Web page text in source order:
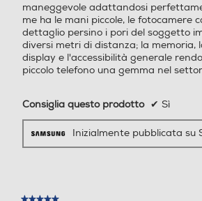
Altre funzioni
Galaxy AI:Assistente Trascr
izione, Assistente Foto, Assi
stente Web, Assistente Not
te Chat Riconoscimento da
ali, Riconoscimento del viso)
Samsung Pass, Area Perso
Altre
maneggevole adattandosi
me ha le mani piccole, le fotocamere
dettaglio persino i pori del soggetto
diversi metri di distanza; la memoria,
display e l'accessibilità generale
piccolo telefono una gemma nel
Consiglia questo prodotto ✔ Sì
Inizialmente pubblicata su
★★★★★
★★★★★